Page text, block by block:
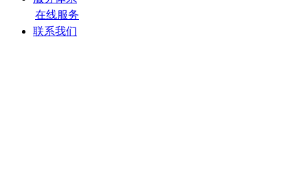
在线服务
联系我们